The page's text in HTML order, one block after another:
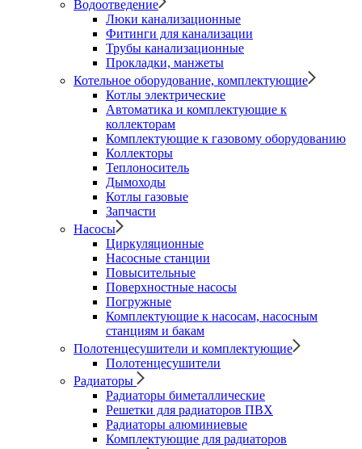
Водоотведение
Люки канализационные
Фитинги для канализации
Трубы канализационные
Прокладки, манжеты
Котельное оборудование, комплектующие
Котлы электрические
Автоматика и комплектующие к
коллекторам
Комплектующие к газовому оборудованию
Коллекторы
Теплоноситель
Дымоходы
Котлы газовые
Запчасти
Насосы
Циркуляционные
Насосные станции
Повысительные
Поверхностные насосы
Погружные
Комплектующие к насосам, насосным
станциям и бакам
Полотенцесушители и комплектующие
Полотенцесушители
Радиаторы
Радиаторы биметаллические
Решетки для радиаторов ПВХ
Радиаторы алюминиевые
Комплектующие для радиаторов